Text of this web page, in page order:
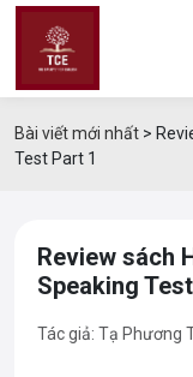
Bài viết mới nhất >
Test Part 1
Review sách
Speaking
Tác giả: Tạ Phương